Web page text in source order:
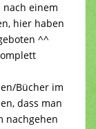
nach einem
hier haben
^^
Bücher im
dass man
nachgehen